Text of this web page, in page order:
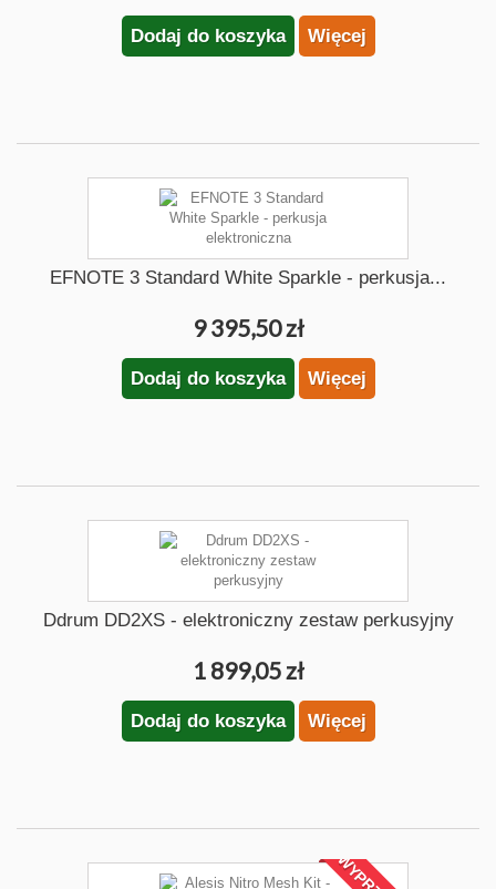
Dodaj do koszyka Więcej
EFNOTE 3 Standard White Sparkle - perkusja...
9 395,50 zł
Dodaj do koszyka Więcej
Ddrum DD2XS - elektroniczny zestaw perkusyjny
1 899,05 zł
Dodaj do koszyka Więcej